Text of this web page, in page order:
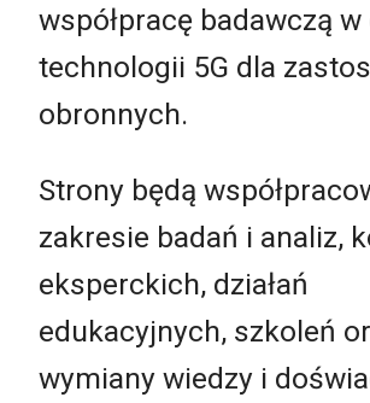
współpracę badawczą
technologii 5G dla
obronnych.
Strony będą
zakresie badań i analiz,
eksperckich, działań
edukacyjnych, szkoleń
wymiany wiedzy i